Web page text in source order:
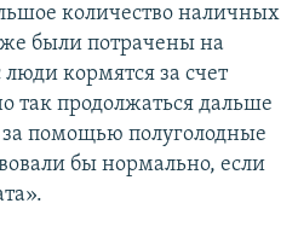
количество наличных
же были потрачены на
люди кормятся за счет
так продолжаться дальше
помощью полуголодные
бы нормально, если